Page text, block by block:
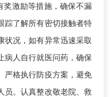
奖激励等措施，确保不漏
踪了解所有密切接触者特
状况，如有异常迅速采取
病人自行就医问药，确保
严格执行防疫方案，避免
员。认真整改敬老院、救